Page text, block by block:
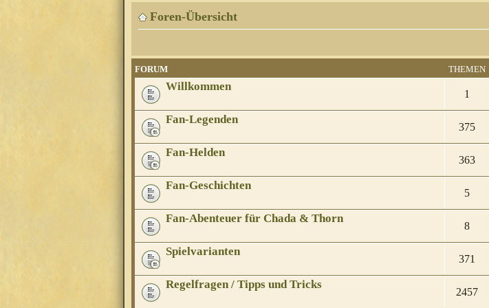
Foren-Übersicht
FORUM THEMEN
Willkommen
1
Fan-Legenden
375
Fan-Helden
363
Fan-Geschichten
5
Fan-Abenteuer für Chada & Thorn
8
Spielvarianten
371
Regelfragen / Tipps und Tricks
2457